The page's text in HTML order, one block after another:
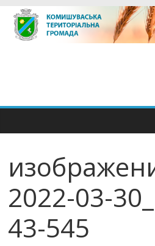
Skip
content
2022-03-
43-545